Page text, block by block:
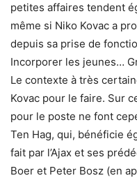
petites affaires tendent
même si Niko Kovac a
depuis sa prise de
Incorporer les jeunes…
Le contexte à très
Kovac pour le faire. Sur
pour le poste ne font
Ten Hag, qui, bénéficie
fait par l’Ajax et ses
Boer et Peter Bosz (en